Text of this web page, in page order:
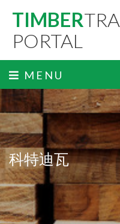
TIMBER
PORTAL
MENU
科特迪瓦